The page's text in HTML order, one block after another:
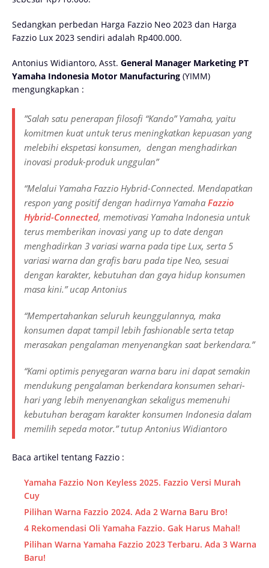
Sedangkan perbedan Harga Fazzio Neo 2023 dan Harga
Fazzio Lux 2023 sendiri adalah Rp400.000.
Antonius Widiantoro, Asst. General Manager Marketing PT
Yamaha Indonesia Motor Manufacturing (YIMM)
mengungkapkan :
”Salah satu penerapan filosofi “Kando” Yamaha, yaitu
komitmen kuat untuk terus meningkatkan kepuasan yang
melebihi ekspetasi konsumen, dengan menghadirkan
inovasi produk-produk unggulan”
“Melalui Yamaha Fazzio Hybrid-Connected. Mendapatkan
respon yang positif dengan hadirnya Yamaha Fazzio
Hybrid-Connected, memotivasi Yamaha Indonesia untuk
terus memberikan inovasi yang up to date dengan
menghadirkan 3 variasi warna pada tipe Lux, serta 5
variasi warna dan grafis baru pada tipe Neo, sesuai
dengan karakter, kebutuhan dan gaya hidup konsumen
masa kini.” ucap Antonius
“Mempertahankan seluruh keunggulannya, maka
konsumen dapat tampil lebih fashionable serta tetap
merasakan pengalaman menyenangkan saat berkendara.”
“Kami optimis penyegaran warna baru ini dapat semakin
mendukung pengalaman berkendara konsumen sehari-
hari yang lebih menyenangkan sekaligus memenuhi
kebutuhan beragam karakter konsumen Indonesia dalam
memilih sepeda motor.” tutup Antonius Widiantoro
Baca artikel tentang Fazzio :
Yamaha Fazzio Non Keyless 2025. Fazzio Versi Murah
Cuy
Pilihan Warna Fazzio 2024. Ada 2 Warna Baru Bro!
4 Rekomendasi Oli Yamaha Fazzio. Gak Harus Mahal!
Pilihan Warna Yamaha Fazzio 2023 Terbaru. Ada 3 Warna
Baru!